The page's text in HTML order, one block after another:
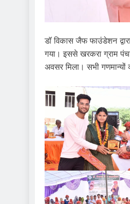
डॉ विकास जैफ फाउंडेशन
गया। इससे खरकरा ग्राम
अवसर मिला। सभी गणमान्यों